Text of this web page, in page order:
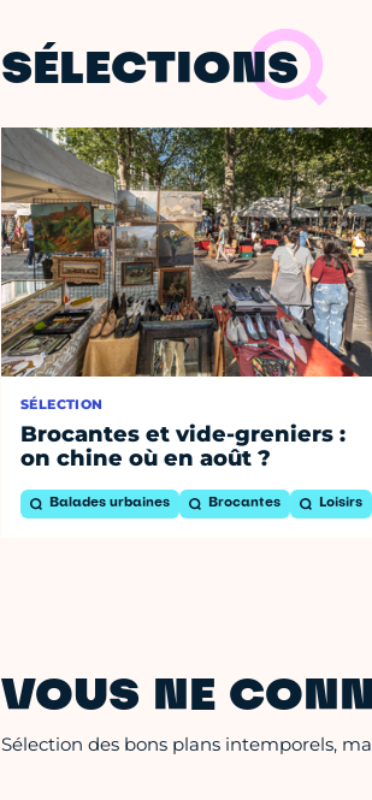
SÉLECTIONS
SÉLECTION
Brocantes et vide-greniers :
on chine où en août ?
Balades urbaines Brocantes Loisirs
VOUS NE
Sélection des bons plans intemporels,